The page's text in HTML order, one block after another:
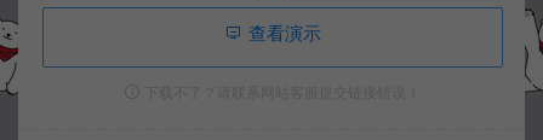
查看演示